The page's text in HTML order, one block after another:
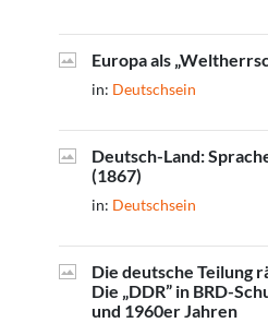
Europa als
in: Deutschsein
Deutsch-Land:
(1867)
in: Deutschsein
Die deutsche Teilung
Die „DDR” in BRD-
und 1960er Jahren